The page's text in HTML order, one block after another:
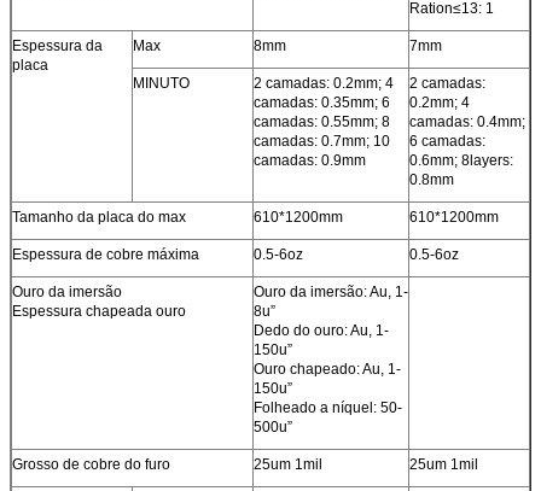
Ration≤13: 1
Espessura da
placa
Max 8mm 7mm
MINUTO
2 camadas: 0.2mm; 4
camadas: 0.35mm; 6
camadas: 0.55mm; 8
camadas: 0.7mm; 10
camadas: 0.9mm
2 camadas:
0.2mm; 4
camadas: 0.4mm;
6 camadas:
0.6mm; 8layers:
0.8mm
Tamanho da placa do max 610*1200mm 610*1200mm
Espessura de cobre máxima 0.5-6oz 0.5-6oz
Ouro da imersão
Espessura chapeada ouro
Ouro da imersão: Au, 1-
8u”
Dedo do ouro: Au, 1-
150u”
Ouro chapeado: Au, 1-
150u”
Folheado a níquel: 50-
500u”
Grosso de cobre do furo 25um 1mil 25um 1mil